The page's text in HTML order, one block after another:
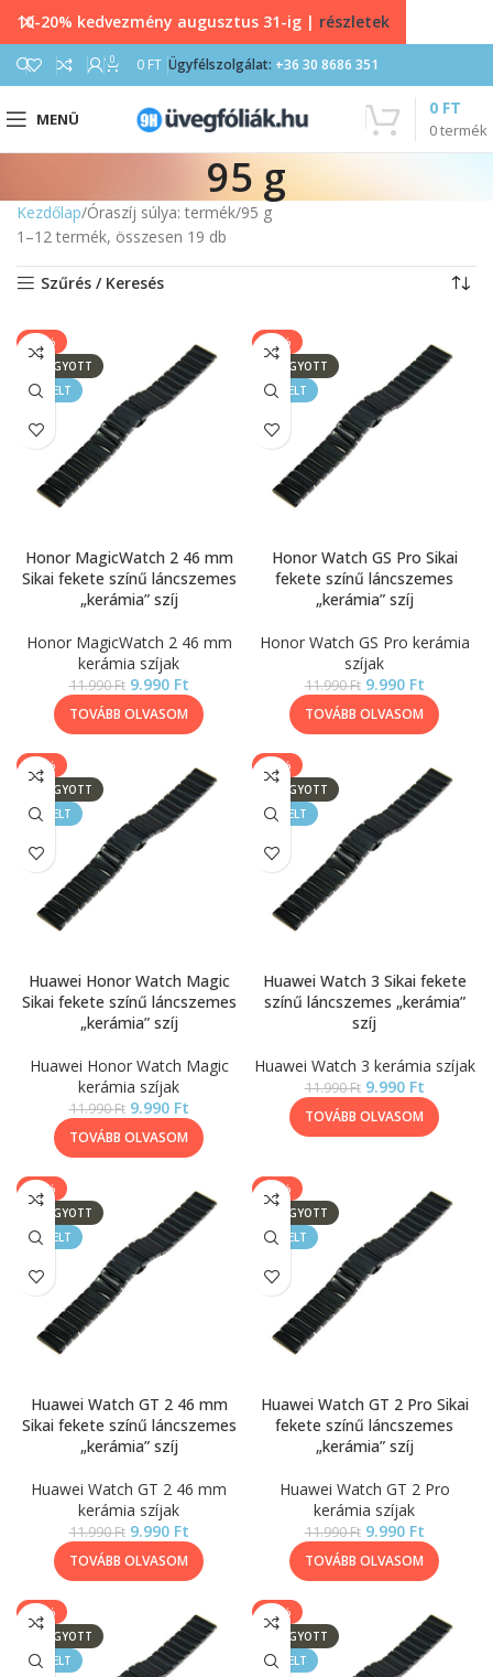
0 0 FT Ügyfélszolgálat: +36 30 8686 351
MENÜ
0termék
0 FT
95 g
Kezdőlap Óraszíj súlya: termék 95 g
1–12 termék, összesen 19 db
Szűrés / Keresés
-17%
ELFOGYOTT
KIEMELT
Honor MagicWatch 2 46 mm
Sikai fekete színű láncszemes
„kerámia” szíj
Honor MagicWatch 2 46 mm
kerámia szíjak
11.990Ft 9.990 Ft
TOVÁBB OLVASOM
-17%
ELFOGYOTT
KIEMELT
Honor Watch GS Pro Sikai
fekete színű láncszemes
„kerámia” szíj
Honor Watch GS Pro kerámia
szíjak
11.990Ft 9.990 Ft
TOVÁBB OLVASOM
-17%
ELFOGYOTT
KIEMELT
Huawei Honor Watch Magic
Sikai fekete színű láncszemes
„kerámia” szíj
Huawei Honor Watch Magic
kerámia szíjak
11.990Ft 9.990 Ft
TOVÁBB OLVASOM
-17%
ELFOGYOTT
KIEMELT
Huawei Watch 3 Sikai fekete
színű láncszemes „kerámia”
szíj
Huawei Watch 3 kerámia szíjak
11.990Ft 9.990 Ft
TOVÁBB OLVASOM
-17%
ELFOGYOTT
KIEMELT
Huawei Watch GT 2 46 mm
Sikai fekete színű láncszemes
„kerámia” szíj
Huawei Watch GT 2 46 mm
kerámia szíjak
11.990Ft 9.990 Ft
TOVÁBB OLVASOM
-17%
ELFOGYOTT
KIEMELT
Huawei Watch GT 2 Pro Sikai
fekete színű láncszemes
„kerámia” szíj
Huawei Watch GT 2 Pro
kerámia szíjak
11.990Ft 9.990 Ft
TOVÁBB OLVASOM
-17%
ELFOGYOTT
KIEMELT
-17%
ELFOGYOTT
KIEMELT
10-20% kedvezmény augusztus 31-ig | részletek